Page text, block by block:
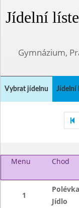
Jídelní
Gymnázium,
Vybrat jídelnu Jídelní
Menu Chod
1
Polévka
Jídlo